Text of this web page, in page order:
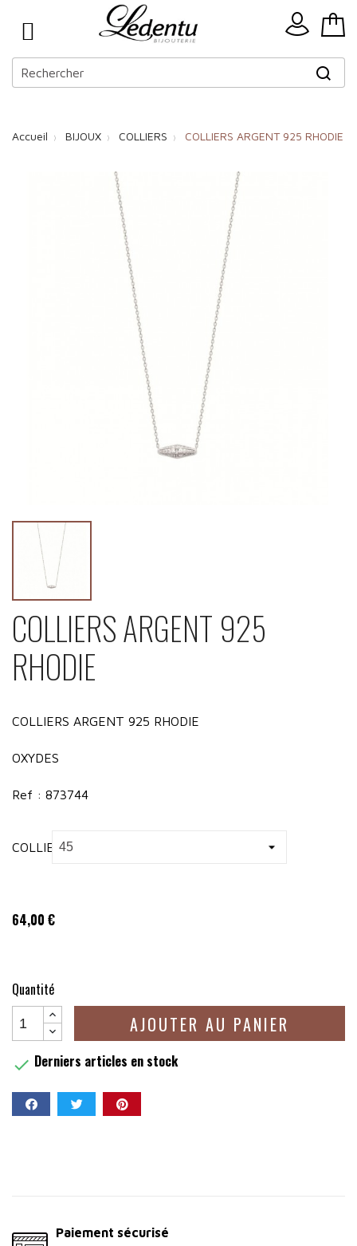
Accueil BIJOUX COLLIERS COLLIERS ARGENT 925 RHODIE
COLLIERS ARGENT 925
RHODIE
COLLIERS ARGENT 925 RHODIE
OXYDES
Ref : 873744
COLLIER
64,00 €
Quantité
AJOUTER AU PANIER
 Derniers articles en stock
Partager
Paiement sécurisé